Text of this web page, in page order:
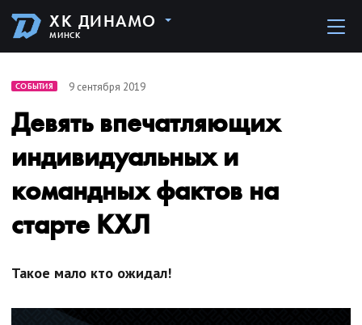
ХК ДИНАМО
МИНСК
СОБЫТИЯ 9 сентября 2019
Девять впечатляющих
индивидуальных и
командных фактов на
старте КХЛ
Такое мало кто ожидал!